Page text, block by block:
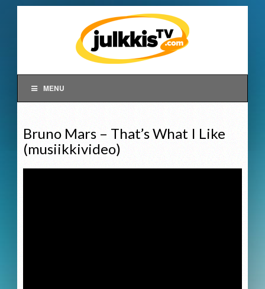
MENU
Bruno Mars – That’s What I Like
(musiikkivideo)